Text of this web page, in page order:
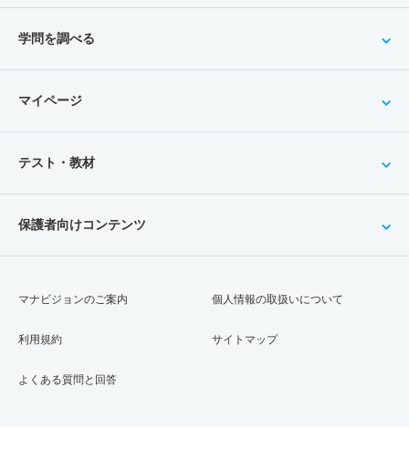
学問を調べる
マイページ
テスト・教材
保護者向けコンテンツ
マナビジョンのご案内
利用規約
よくある質問と回答
個人情報の取扱いについて
サイトマップ